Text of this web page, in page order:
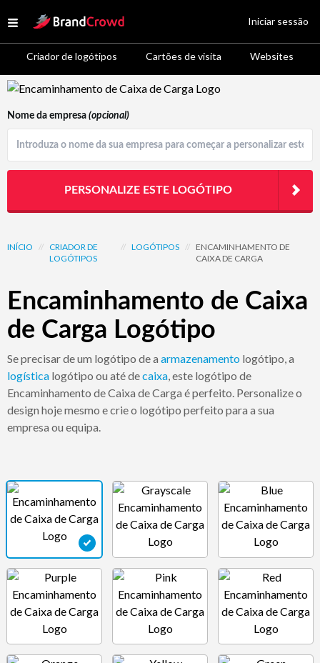
Open menu
Site Logo
Criador de logótipos Cartões de visita Websites
Iniciar sessão
Logo Template Preview
INÍCIO // CRIADOR DE
LOGÓTIPOS
// LOGÓTIPOS // ENCAMINHAMENTO DE
CAIXA DE CARGA
Encaminhamento de Caixa
de Carga Logótipo
Se precisar de um logótipo de a armazenamento logótipo, a
logística logótipo ou até decaixa, este logótipo de
Encaminhamento de Caixa de Carga é perfeito. Personalize o
design hoje mesmo e crie o logótipo perfeito para a sua
empresa ou equipa.
Nome da empresa (opcional)
PERSONALIZE ESTE LOGÓTIPO